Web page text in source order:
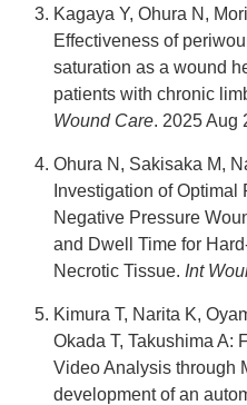
Kagaya Y, Ohura N,
Effectiveness of
saturation as a wound
patients with chronic
Wound Care. 2025 Aug
Ohura N, Sakisaka M,
Investigation of
Negative Pressure
and Dwell Time for
Necrotic Tissue. Int
Kimura T, Narita K,
Okada T, Takushima A:
Video Analysis through
development of an